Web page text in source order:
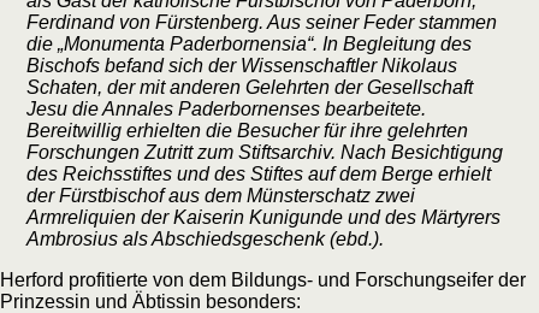
Ferdinand von Fürstenberg. Aus seiner Feder stammen
die „Monumenta Paderbornensia“. In Begleitung des
Bischofs befand sich der Wissenschaftler Nikolaus
Schaten, der mit anderen Gelehrten der Gesellschaft
Jesu die Annales Paderbornenses bearbeitete.
Bereitwillig erhielten die Besucher für ihre gelehrten
Forschungen Zutritt zum Stiftsarchiv. Nach Besichtigung
des Reichsstiftes und des Stiftes auf dem Berge erhielt
der Fürstbischof aus dem Münsterschatz zwei
Armreliquien der Kaiserin Kunigunde und des Märtyrers
Ambrosius als Abschiedsgeschenk (ebd.).
Herford profitierte von dem Bildungs- und Forschungseifer der
Prinzessin und Äbtissin besonders: